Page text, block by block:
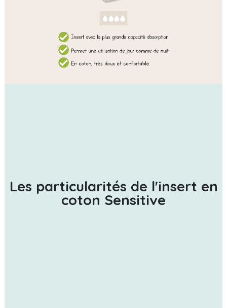
Les particularités de l'insert en
coton Sensitive